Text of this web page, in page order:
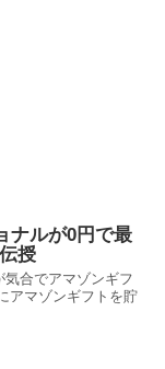
ナルが0円で最
授
合でアマゾンギフ
アマゾンギフトを貯